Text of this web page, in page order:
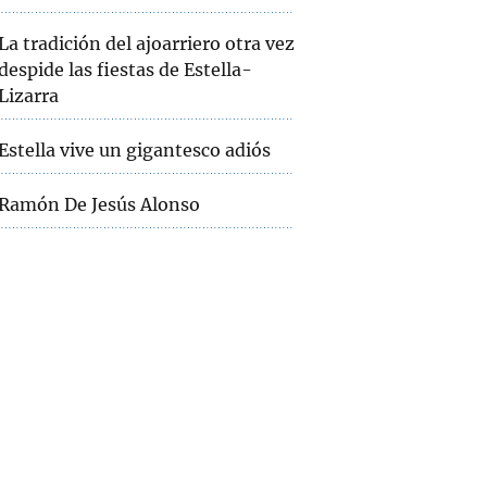
tradición del ajoarriero otra vez
las fiestas de Estella-
vive un gigantesco adiós
De Jesús Alonso